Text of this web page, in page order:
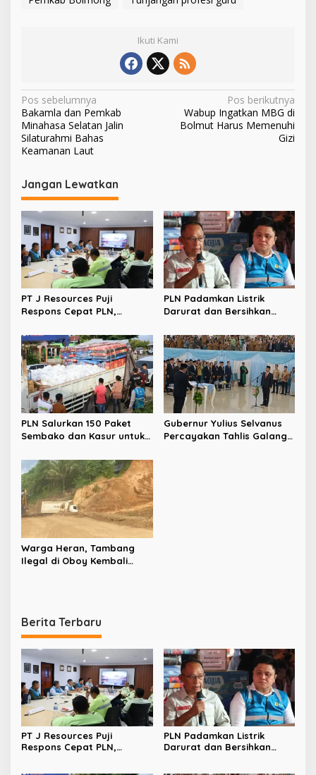
Ikuti Kami
N
a
v
i
g
a
s
i
p
o
s
Pos sebelumnya
Bakamla dan Pemkab
Minahasa Selatan Jalin
Silaturahmi Bahas
Keamanan Laut
Pos berikutnya
Wabup Ingatkan MBG di
Bolmut Harus Memenuhi
Gizi
Jangan Lewatkan
PT J Resources Puji
Respons Cepat PLN,
Dukung Peningkatan
Produksi Tambang
PLN Padamkan Listrik
Darurat dan Bersihkan
Bandang Terjang Bolmong
PLN Salurkan 150 Paket
Sembako dan Kasur untuk
Bolaang Mongondow
Gubernur Yulius Selvanus
Percayakan Tahlis Galang,
Warga Heran, Tambang
Ilegal di Oboy Kembali
Berita Terbaru
PT J Resources Puji
Respons Cepat PLN,
PLN Padamkan Listrik
Darurat dan Bersihkan